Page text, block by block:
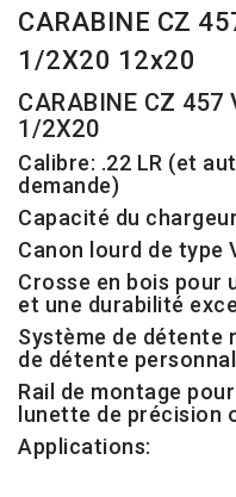
CARABINE CZ
1/2X20 12x20
CARABINE CZ 457
1/2X20
Calibre: .22 LR (et
demande)
Capacité du
Canon lourd de
Crosse en bois pour
et une durabilité
Système de détente
de détente
Rail de montage
lunette de précision
Applications: